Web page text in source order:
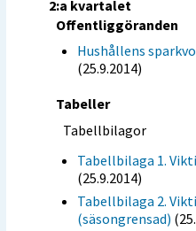
2:a kvartalet
Offentliggöranden
Hushållens
(25.9.2014)
Tabeller
Tabellbilagor
Tabellbilaga 1.
(25.9.2014)
Tabellbilaga 2.
(säsongrensad)